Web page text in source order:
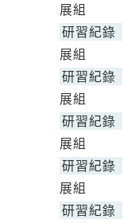
展組
研習紀錄
展組
研習紀錄
展組
研習紀錄
展組
研習紀錄
展組
研習紀錄